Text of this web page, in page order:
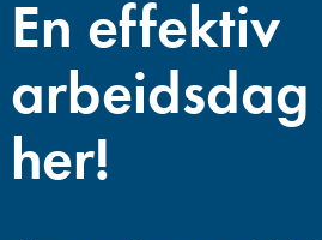
En effektiv
her!